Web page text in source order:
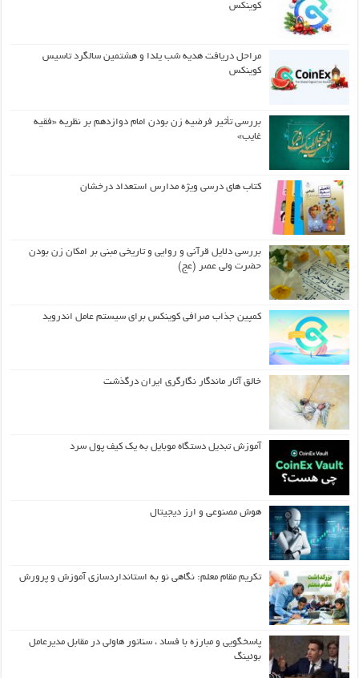
کوینکس
مراحل دریافت هدیه شب یلدا و هشتمین سالگرد تاسیس
کوینکس
بررسی تأثیر فرضیه زن بودن امام دوازدهم بر نظریه «فقیه
غایب»
کتاب های درسی ویژه مدارس استعداد درخشان
بررسی دلایل قرآنی و روایی و تاریخی مبنی بر امکان زن بودن
حضرت ولی عصر (عج)
کمپین جذاب صرافی کوینکس برای سیستم عامل اندروید
خالق آثار ماندگار نگارگری ایران درگذشت
آموزش تبدیل دستگاه موبایل به یک کیف‌ پول سرد
هوش مصنوعی و ارز دیجیتال
تکریم مقام معلم: نگاهی نو به استانداردسازی آموزش و پرورش
پاسخگویی و مبارزه با فساد ، سناتور هاولی در مقابل مدیرعامل
بوئینگ